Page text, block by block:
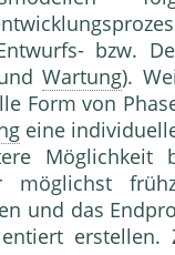
bzw.
Wartung).
Form von
eine
Möglichkeit
möglichst
und das
erstellen.